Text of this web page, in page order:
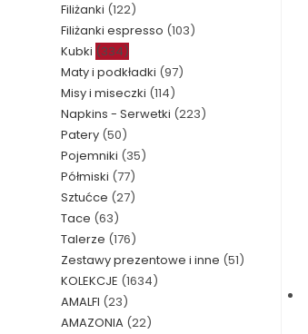
Filiżanki (122)
Filiżanki espresso (103)
Kubki (334)
Maty i podkładki (97)
Misy i miseczki (114)
Napkins - Serwetki (223)
Patery (50)
Pojemniki (35)
Półmiski (77)
Sztućce (27)
Tace (63)
Talerze (176)
Zestawy prezentowe i inne (51)
KOLEKCJE (1634)
AMALFI (23)
AMAZONIA (22)